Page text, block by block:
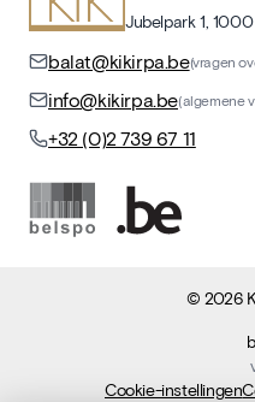
Jubelpark 1,
balat@kikirpa.be(vragen
info@kikirpa.be(algemene
+32 (0)2 739 67 11
©2026
Cookie-instellingen